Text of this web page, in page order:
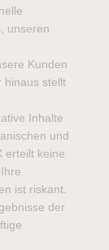
unseren
Kunden
hinaus stellt
Inhalte
und
erteilt keine
ist riskant.
der